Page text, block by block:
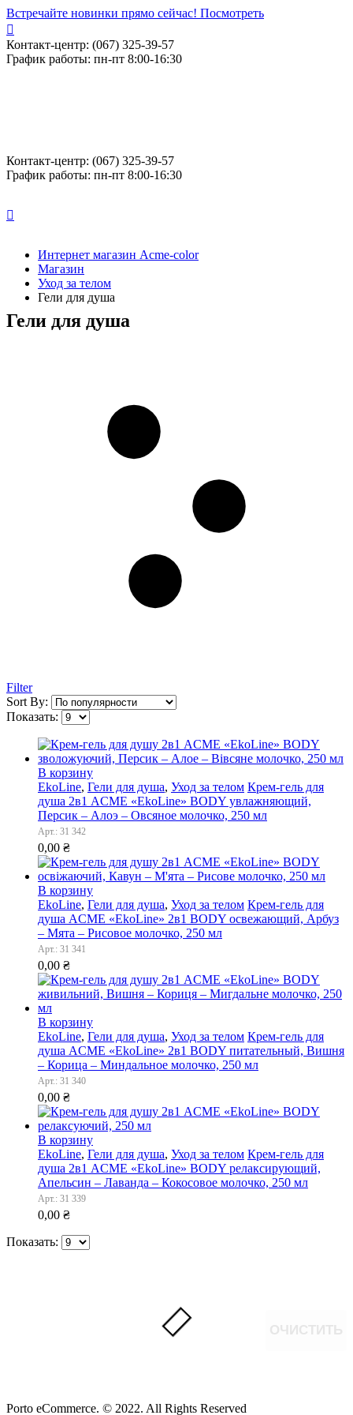
Встречайте новинки прямо сейчас! Посмотреть
Контакт-центр: (067) 325-39-57
График работы: пн-пт 8:00-16:30
Контакт-центр: (067) 325-39-57
График работы: пн-пт 8:00-16:30
Интернет магазин Acme-color
Магазин
Уход за телом
Гели для душа
Гели для душа
Filter
Sort By:
Показать:
В корзину
EkoLine, Гели для душа, Уход за телом Крем-гель для
душа 2в1 ACME «EkoLine» BODY увлажняющий,
Персик – Алоэ – Овсяное молочко, 250 мл
Арт.: 31 342
0,00 ₴
В корзину
EkoLine, Гели для душа, Уход за телом Крем-гель для
душа ACME «EkoLine» 2в1 BODY освежающий, Арбуз
– Мята – Рисовое молочко, 250 мл
Арт.: 31 341
0,00 ₴
В корзину
EkoLine, Гели для душа, Уход за телом Крем-гель для
душа ACME «EkoLine» 2в1 BODY питательный, Вишня
– Корица – Миндальное молочко, 250 мл
Арт.: 31 340
0,00 ₴
В корзину
EkoLine, Гели для душа, Уход за телом Крем-гель для
душа 2в1 ACME «EkoLine» BODY релаксирующий,
Апельсин – Лаванда – Кокосовое молочко, 250 мл
Арт.: 31 339
0,00 ₴
Показать:
Porto eCommerce. © 2022. All Rights Reserved